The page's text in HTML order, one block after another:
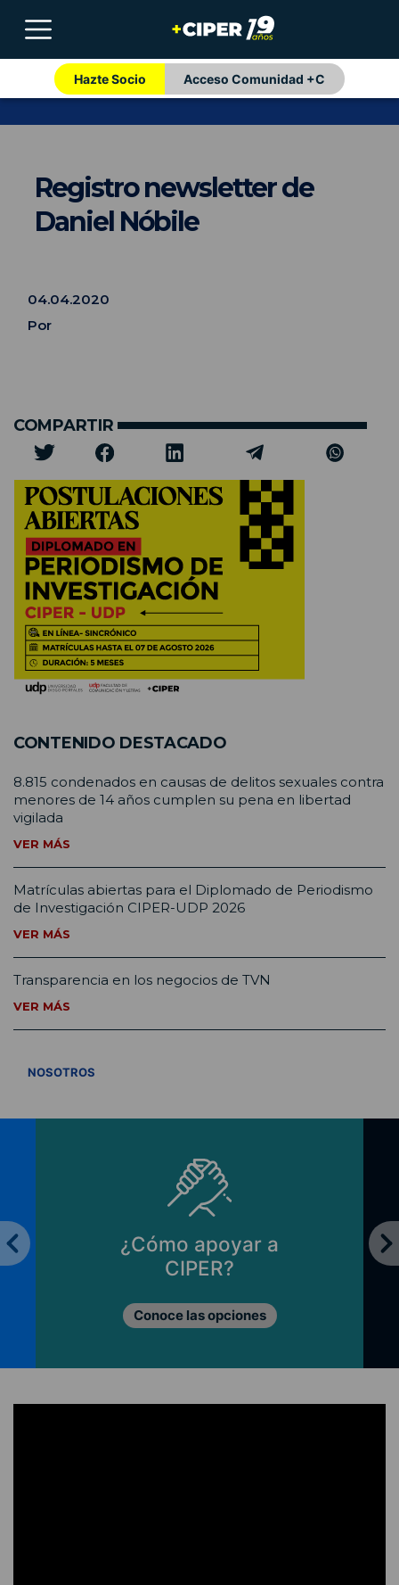
Hazte Socio Acceso Comunidad +C
Registro newsletter de
Daniel Nóbile
04.04.2020
Por
COMPARTIR
CONTENIDO DESTACADO
8.815 condenados en causas de delitos sexuales contra
menores de 14 años cumplen su pena en libertad
vigilada
VER MÁS
Matrículas abiertas para el Diplomado de Periodismo
de Investigación CIPER-UDP 2026
VER MÁS
Transparencia en los negocios de TVN
VER MÁS
NOSOTROS
¿Cómo apoyar a
CIPER?
Conoce las opciones